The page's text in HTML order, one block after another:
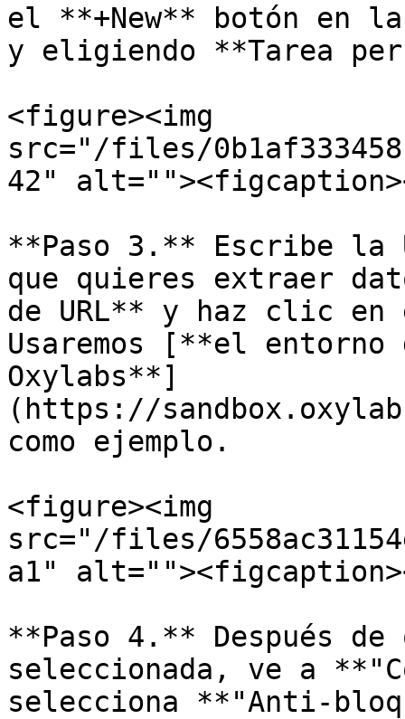
el **+New** botón en
y eligiendo **Tarea
<figure><img
src="/files/
42"
**Paso 3.** Escribe la
que quieres extraer
de URL** y haz clic
Usaremos [**el entorno
Oxylabs**]
(https://
como ejemplo.
<figure><img
src="/files/
a1"
**Paso 4.** Después de
seleccionada, ve a
selecciona **"Anti-